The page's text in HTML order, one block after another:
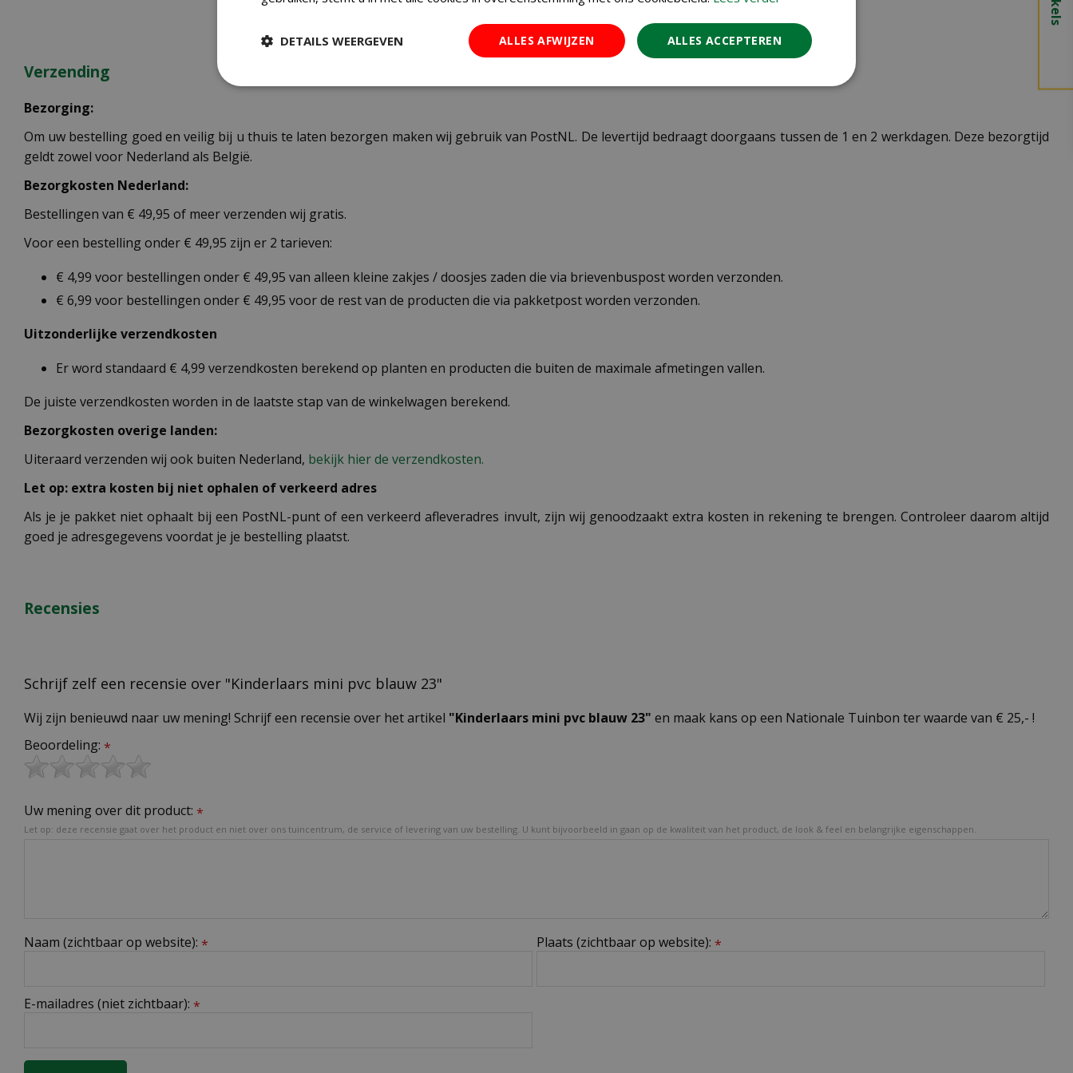
Verzending
Bezorging:
Om uw bestelling goed en veilig bij u thuis te laten bezorgen maken wij gebruik van PostNL. De levertijd bedraagt doorgaans tussen de 1 en 2 werkdagen. Deze bezorgtijd
geldt zowel voor Nederland als België.
Bezorgkosten Nederland:
Bestellingen van € 49,95 of meer verzenden wij gratis.
Voor een bestelling onder € 49,95 zijn er 2 tarieven:
€ 4,99 voor bestellingen onder € 49,95 van alleen kleine zakjes / doosjes zaden die via brievenbuspost worden verzonden.
€ 6,99 voor bestellingen onder € 49,95 voor de rest van de producten die via pakketpost worden verzonden.
Uitzonderlijke verzendkosten
Er word standaard € 4,99 verzendkosten berekend op planten en producten die buiten de maximale afmetingen vallen.
De juiste verzendkosten worden in de laatste stap van de winkelwagen berekend.
Bezorgkosten overige landen:
Uiteraard verzenden wij ook buiten Nederland, bekijk hier de verzendkosten.
Let op: extra kosten bij niet ophalen of verkeerd adres
Als je je pakket niet ophaalt bij een PostNL-punt of een verkeerd afleveradres invult, zijn wij genoodzaakt extra kosten in rekening te brengen. Controleer daarom altijd
goed je adresgegevens voordat je je bestelling plaatst.
Recensies
Schrijf zelf een recensie over "Kinderlaars mini pvc blauw 23"
Wij zijn benieuwd naar uw mening! Schrijf een recensie over het artikel "Kinderlaars mini pvc blauw 23" en maak kans op een Nationale Tuinbon ter waarde van € 25,- !
Beoordeling: *
Uw mening over dit product: *
Let op: deze recensie gaat over het product en niet over ons tuincentrum, de service of levering van uw bestelling. U kunt bijvoorbeeld in gaan op de kwaliteit van het product, de look & feel en belangrijke eigenschappen.
Naam (zichtbaar op website): * Plaats (zichtbaar op website): *
E-mailadres (niet zichtbaar): *
ALLES ACCEPTEREN
ALLES AFWIJZEN
DETAILS WEERGEVEN